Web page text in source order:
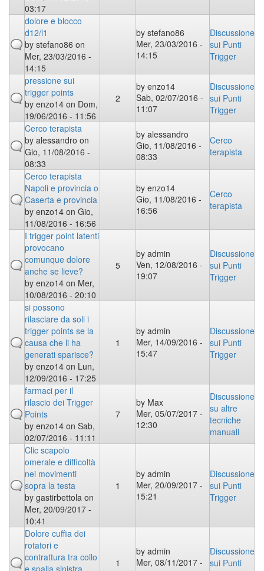
03:17
dolore e blocco
d12/l1
by stefano86 on
Mer, 23/03/2016 -
14:15
by stefano86
Mer, 23/03/2016 -
14:15
Discussione
sui Punti
Trigger
pressione sui
trigger points
by enzo14 on Dom,
19/06/2016 - 11:56
2
by enzo14
Sab, 02/07/2016 -
11:07
Discussione
sui Punti
Trigger
Cerco terapista
by alessandro on
Gio, 11/08/2016 -
08:33
by alessandro
Gio, 11/08/2016 -
08:33
Cerco
terapista
Cerco terapista
Napoli e provincia o
Caserta e provincia
by enzo14 on Gio,
11/08/2016 - 16:56
by enzo14
Gio, 11/08/2016 -
16:56
Cerco
terapista
I trigger point latenti
provocano
comunque dolore
anche se lieve?
by enzo14 on Mer,
10/08/2016 - 20:10
5
by admin
Ven, 12/08/2016 -
19:07
Discussione
sui Punti
Trigger
si possono
rilasciare da soli i
trigger points se la
causa che li ha
generati sparisce?
by enzo14 on Lun,
12/09/2016 - 17:25
1
by admin
Mer, 14/09/2016 -
15:47
Discussione
sui Punti
Trigger
farmaci per il
rilascio dei Trigger
Points
by enzo14 on Sab,
02/07/2016 - 11:11
7
by Max
Mer, 05/07/2017 -
12:30
Discussione
su altre
tecniche
manuali
Clic scapolo
omerale e difficoltà
nei movimenti
sopra la testa
by gastirbettola on
Mer, 20/09/2017 -
10:41
1
by admin
Mer, 20/09/2017 -
15:21
Discussione
sui Punti
Trigger
Dolore cuffia dei
rotatori e
contrattura tra collo
1
by admin
Mer, 08/11/2017 -
Discussione
sui Punti